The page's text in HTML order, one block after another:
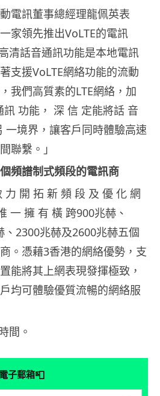
電訊董事總經理龍佩英表
家領先推出VoLTE的電訊
清話音通訊功能是本地電訊
支援VoLTE網絡功能的流動
我們高質素的LTE網絡，加
訊 功能， 深 信 定能將話 音
一境界，讓客戶同時體驗高速
聯繫。」
頻譜制式頻段的電訊商
力 開 拓 新 頻 段 及 優 化 網
一 擁 有 橫 跨900兆赫、
、2300兆赫及2600兆赫五個
。憑藉3香港的網絡優勢，支
能將其上網表現發揮極致，
均可體驗優質流暢的網絡服
間。
子郵箱📮